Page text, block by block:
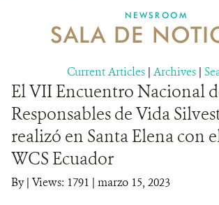
MECANISMO DE ATENCIÓN DE QUEJAS
DONA
NEWSROOM
SALA DE
Current Articles | Archives |
El VII Encuentro Nacional
Responsables de Vida
realizó en Santa Elena con
WCS Ecuador
By| Views: 1791 | marzo 15, 2023